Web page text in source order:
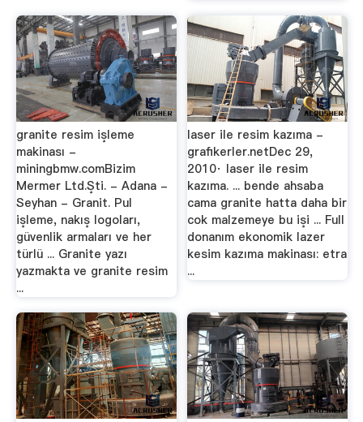
granite resim işleme
makinası -
miningbmw.comBizim
Mermer Ltd.Şti. - Adana -
Seyhan - Granit. Pul
işleme, nakış logoları,
güvenlik armaları ve her
türlü ... Granite yazı
yazmakta ve granite resim
...
laser ile resim kazıma -
grafikerler.netDec 29,
2010· laser ile resim
kazıma. ... bende ahsaba
cama granite hatta daha bir
cok malzemeye bu işi ... Full
donanım ekonomik lazer
kesim kazıma makinası: etra
...